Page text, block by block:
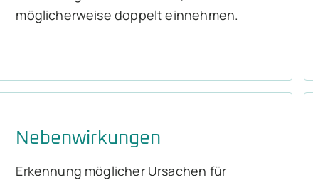
möglicherweise doppelt einnehmen.
Nebenwirkungen
Erkennung möglicher Ursachen für